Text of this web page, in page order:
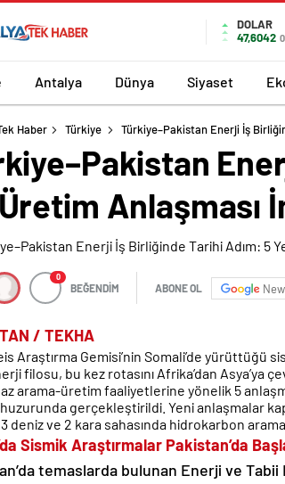
DOLAR
47,6042
Antalya Dünya Siyaset
Haber Türkiye Türkiye–Pakistan Enerji İş
Anlaşması
0
BEĞENDİM ABONE OL
/ TEKHA
Araştırma Gemisi’nin Somali’de yürüttüğü
filosu, bu kez rotasını Afrika’dan Asya’ya
arama-üretim faaliyetlerine yönelik 5
huzurunda gerçekleştirildi. Yeni anlaşmalar
deniz ve 2 kara sahasında hidrokarbon
Sismik Araştırmalar Pakistan’da
temaslarda bulunan Enerji ve